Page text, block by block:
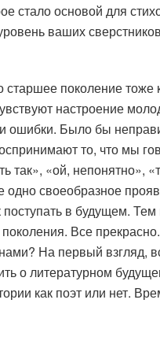
стало основой для
ваших
старшее поколение
настроение
ошибки. Было бы
то, что мы
так», «ой, непонятно»,
одно своеобразное
в будущем.
Все
На первый взгляд,
о литературном
как поэт или нет.